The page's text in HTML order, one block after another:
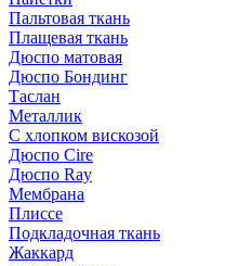
Пальтовая ткань
Плащевая ткань
Дюспо матовая
Дюспо Бондинг
Таслан
Металлик
С хлопком вискозой
Дюспо Cire
Дюспо Ray
Мембрана
Плиссе
Подкладочная ткань
Жаккард